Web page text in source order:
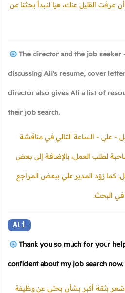
عرفت القليل عنك، هيا لنبدأ بحثنا عن
The director and the job
discussing Ali's resume, cover
director also gives Ali a list of
their job search.
- علي - الساعة التالي في مناقشة
لطلب العمل، بالإضافة إلى بعض
كما زوّد المدير علي ببعض المراجع
في البحث.
Ali
Thank you so much for your
confident about my job search now.
بثقة أكبر بشأن بحثي عن وظيفة